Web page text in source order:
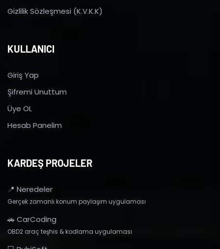
Gizlilik Sözleşmesi (K.V.K.K)
KULLANICI
Giriş Yap
Şifremi Unuttum
Üye OL
Hesab Panelim
KARDEŞ PROJELER
📍 Neredeler
Gerçek zamanlı konum paylaşım uygulaması
🚗 CarCoding
OBD2 araç teşhis & kodlama uygulaması